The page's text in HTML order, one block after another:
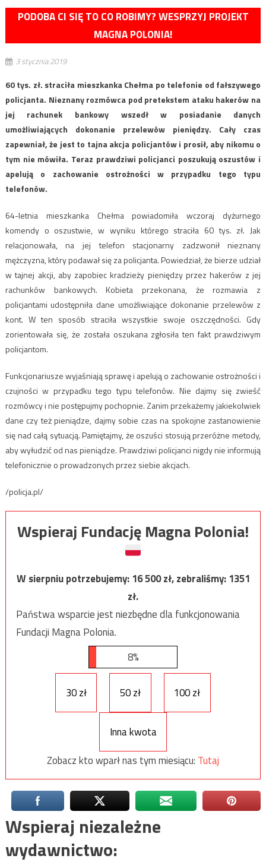
PODOBA CI SIĘ TO CO ROBIMY? WESPRZYJ PROJEKT
MAGNA POLONIA!
3 stycznia 2019
60 tys. zł. straciła mieszkanka Chełma po telefonie od fałszywego
policjanta. Nieznany rozmówca pod pretekstem ataku hakerów na
jej rachunek bankowy wszedł w posiadanie danych
umożliwiających dokonanie przelewów pieniędzy. Cały czas
zapewniał, że jest to tajna akcja policjantów i prosił, aby nikomu o
tym nie mówiła. Teraz prawdziwi policjanci poszukują oszustów i
apelują o zachowanie ostrożności w przypadku tego typu
telefonów.
64-letnia mieszkanka Chełma powiadomiła wczoraj dyżurnego
komendy o oszustwie, w wyniku którego straciła 60 tys. zł. Jak
relacjonowała, na jej telefon stacjonarny zadzwonił nieznany
mężczyzna, który podawał się za policjanta. Powiedział, że bierze udział
w tajnej akcji, aby zapobiec kradzieży pieniędzy przez hakerów z jej
rachunków bankowych. Kobieta przekonana, że rozmawia z
policjantami udostępniła dane umożliwiające dokonanie przelewów z
kont. W ten sposób straciła wszystkie swoje oszczędności. Gdy
zorientowała się, że została oszukana zgłosiła ten fakt prawdziwym
policjantom.
Funkcjonariusze wyjaśniają sprawę i apelują o zachowanie ostrożności i
czujności w przypadku tego typu telefonów. Nie dajmy się zwieść
rozmówcy i nie postępujmy pochopnie. Zanim przekażemy jakiekolwiek
dane czy też pieniądze, dajmy sobie czas na spokojne zastanowienie
się nad całą sytuacją. Pamiętajmy, że oszuści stosują przeróżne metody,
aby wyłudzić od nas pieniądze. Prawdziwi policjanci nigdy nie informują
telefonicznie o prowadzonych przez siebie akcjach.
/policja.pl/
Wspieraj Fundację Magna Polonia!
W sierpniu potrzebujemy:16 500zł, zebraliśmy:1351
zł.
Państwa wsparcie jest niezbędne dla funkcjonowania
Fundacji Magna Polonia.
8%
30 zł 50 zł 100 zł
Inna kwota
Zobacz kto wparł nas tym miesiącu: Tutaj
Wspieraj niezależne
wydawnictwo: